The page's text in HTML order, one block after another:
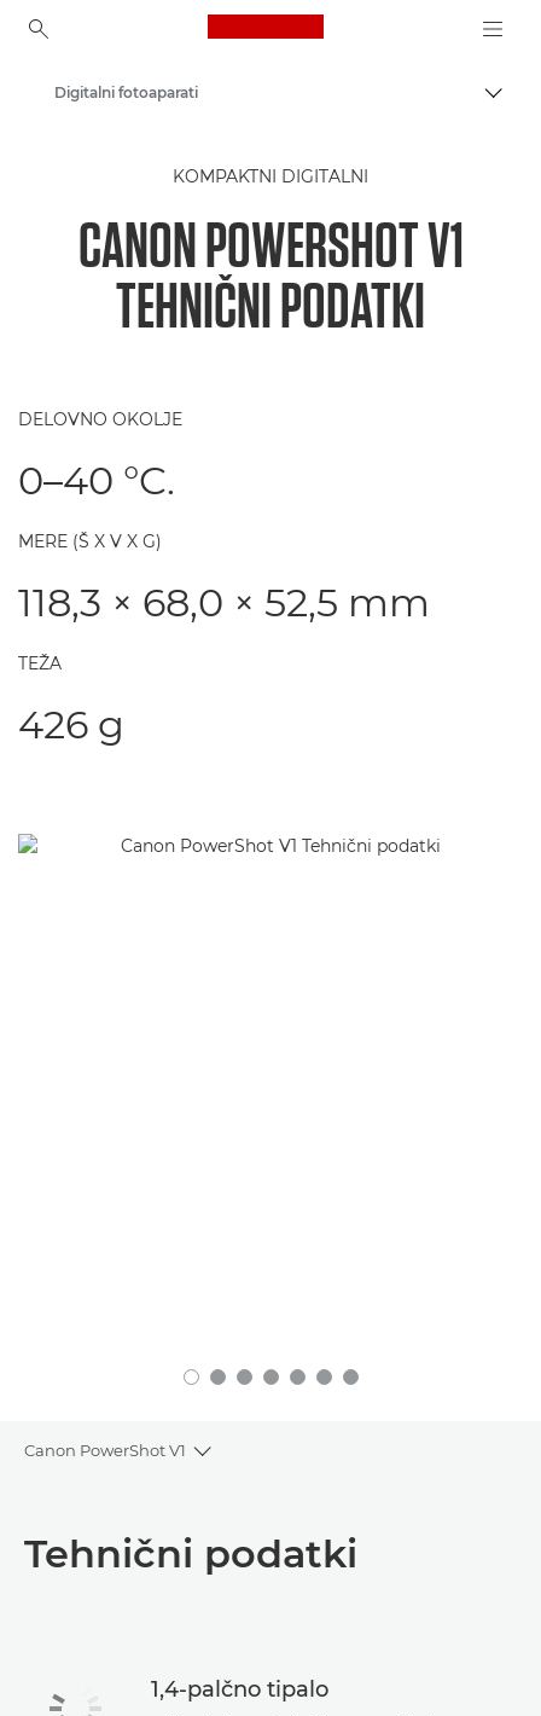
Canon Logo, back to
Digitalni fotoaparati
KOMPAKTNI DIGITALNI
CANON POWERSHOT V1
TEHNIČNI PODATKI
DELOVNO OKOLJE
0–40 °C.
MERE (Š X V X G)
118,3 × 68,0 × 52,5 mm
TEŽA
426 g
Canon PowerShot V1
Toggle breadcrumbs
Tehnični podatki
Tehnični podatki
1,4-palčno tipalo